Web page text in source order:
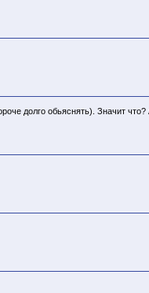
долго обьяснять). Значит что?